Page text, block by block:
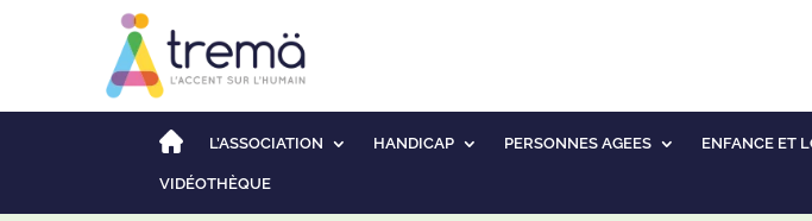
L’ASSOCIATION HANDICAP PERSONNES AGEES ENFANCE ET
VIDÉOTHÈQUE